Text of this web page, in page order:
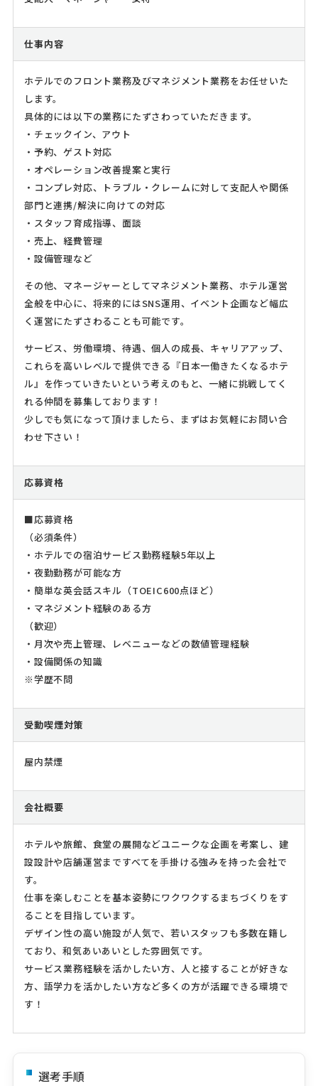
仕事内容
ホテルでのフロント業務及びマネジメント業務をお任せいた
します。
具体的には以下の業務にたずさわっていただきます。
・チェックイン、アウト
・予約、ゲスト対応
・オペレーション改善提案と実行
・コンプレ対応、トラブル・クレームに対して支配人や関係
部門と連携/解決に向けての対応
・スタッフ育成指導、面談
・売上、経費管理
・設備管理など
その他、マネージャーとしてマネジメント業務、ホテル運営
全般を中心に、将来的にはSNS運用、イベント企画など幅広
く運営にたずさわることも可能です。
サービス、労働環境、待遇、個人の成長、キャリアアップ、
これらを高いレベルで提供できる『日本一働きたくなるホテ
ル』を作っていきたいという考えのもと、一緒に挑戦してく
れる仲間を募集しております！
少しでも気になって頂けましたら、まずはお気軽にお問い合
わせ下さい！
応募資格
■応募資格
（必須条件）
・ホテルでの宿泊サービス勤務経験5年以上
・夜勤勤務が可能な方
・簡単な英会話スキル（TOEIC600点ほど）
・マネジメント経験のある方
（歓迎）
・月次や売上管理、レベニューなどの数値管理経験
・設備関係の知識
※学歴不問
受動喫煙対策
屋内禁煙
会社概要
ホテルや旅館、食堂の展開などユニークな企画を考案し、建
設設計や店舗運営まですべてを手掛ける強みを持った会社で
す。
仕事を楽しむことを基本姿勢にワクワクするまちづくりをす
ることを目指しています。
デザイン性の高い施設が人気で、若いスタッフも多数在籍し
ており、和気あいあいとした雰囲気です。
サービス業務経験を活かしたい方、人と接することが好きな
方、語学力を活かしたい方など多くの方が活躍できる環境で
す！
選考手順